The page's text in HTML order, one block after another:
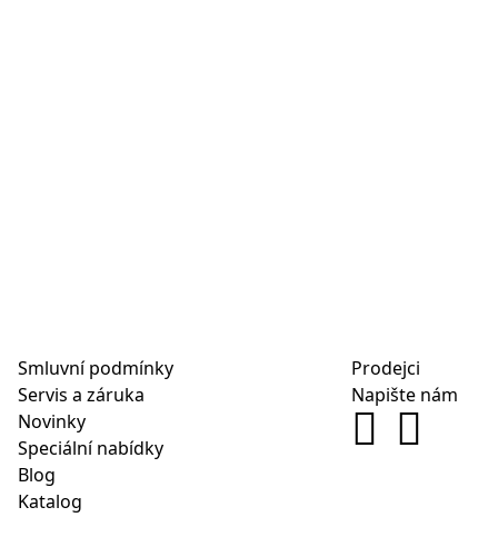
Smluvní podmínky
Servis a záruka
Novinky
Speciální nabídky
Blog
Katalog
Prodejci
Napište nám